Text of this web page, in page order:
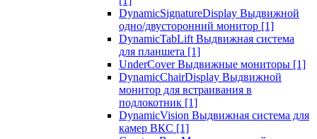
DynamicSignatureDisplay Выдвижной
одно/двусторонний монитор [1]
DynamicTabLift Выдвижная система
для планшета [1]
UnderCover Выдвижные мониторы [1]
DynamicChairDisplay Выдвижной
монитор для встраивания в
подлокотник [1]
DynamicVision Выдвижная система для
камер ВКС [1]